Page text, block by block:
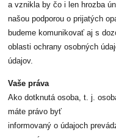
a vznikla by čo i len hrozba
našou podporou o prijatých
budeme komunikovať aj s
oblasti ochrany osobných
údajov.
Vaše práva
Ako dotknutá osoba, t. j.
máte právo byť
informovaný o údajoch